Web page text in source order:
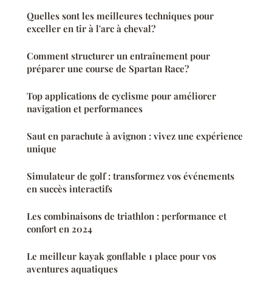
Quelles sont les meilleures techniques pour
exceller en tir à l'arc à cheval?
Comment structurer un entraînement pour
préparer une course de Spartan Race?
Top applications de cyclisme pour améliorer
navigation et performances
Saut en parachute à avignon : vivez une expérience
unique
Simulateur de golf : transformez vos événements
en succès interactifs
Les combinaisons de triathlon : performance et
confort en 2024
Le meilleur kayak gonflable 1 place pour vos
aventures aquatiques